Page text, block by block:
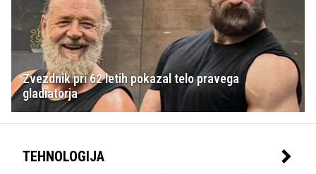
Zvezdnik pri 62 letih pokazal telo pravega
gladiatorja
TEHNOLOGIJA